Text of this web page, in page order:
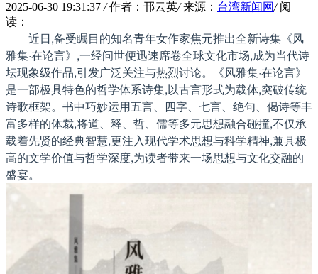
2025-06-30 19:31:37/ 作者：邗云英/ 来源： 台湾新闻网/ 阅
读：
近日,备受瞩目的知名青年女作家焦元推出全新诗集《风
雅集·在论言》,一经问世便迅速席卷全球文化市场,成为当代诗
坛现象级作品,引发广泛关注与热烈讨论。《风雅集·在论言》
是一部极具特色的哲学体系诗集,以古言形式为载体,突破传统
诗歌框架。书中巧妙运用五言、四字、七言、绝句、偈诗等丰
富多样的体裁,将道、释、哲、儒等多元思想融合碰撞,不仅承
载着先贤的经典智慧,更注入现代学术思想与科学精神,兼具极
高的文学价值与哲学深度,为读者带来一场思想与文化交融的
盛宴。